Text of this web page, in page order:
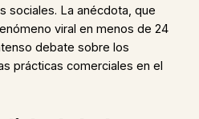
sociales. La anécdota, que
viral en menos de 24
debate sobre los
prácticas comerciales en el